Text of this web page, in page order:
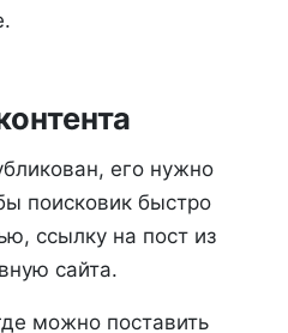
его нужно
поисковик быстро
ссылку на пост из
сайта.
можно поставить